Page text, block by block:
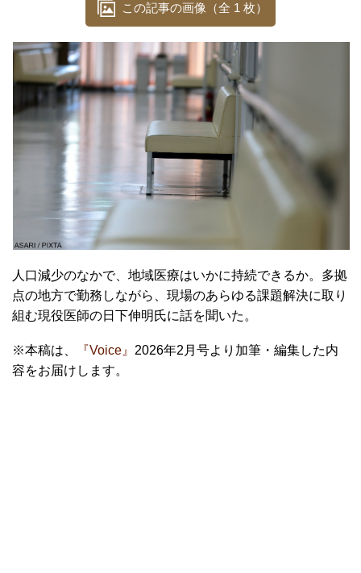
この記事の画像（全 1 枚）
人口減少のなかで、地域医療はいかに持続できるか。多拠
点の地方で勤務しながら、現場のあらゆる課題解決に取り
組む現役医師の日下伸明氏に話を聞いた。
※本稿は、 『Voice』 2026年2月号より加筆・編集した内
容をお届けします。